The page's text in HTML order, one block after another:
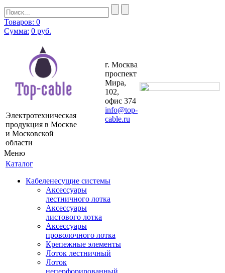
Товаров: 0
Сумма: 0 руб.
Электротехническая
продукция в Москве
и Московской
области
г. Москва
проспект
Мира,
102,
офис 374
info@top-
cable.ru
Меню
Каталог
Кабеленесущие системы
Аксессуары
лестничного лотка
Аксессуары
листового лотка
Аксессуары
проволочного лотка
Крепежные элементы
Лоток лестничный
Лоток
неперфорированный